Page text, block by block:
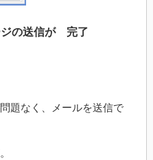
ジの送信が 完了
題なく、メールを送信で